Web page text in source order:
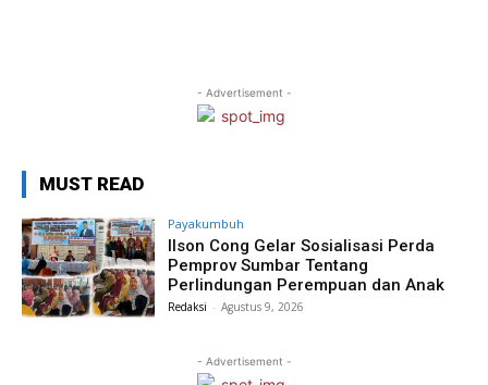
- Advertisement -
MUST READ
Payakumbuh
Ilson Cong Gelar Sosialisasi Perda
Pemprov Sumbar Tentang
Perlindungan Perempuan dan Anak
Redaksi - Agustus 9, 2026
- Advertisement -